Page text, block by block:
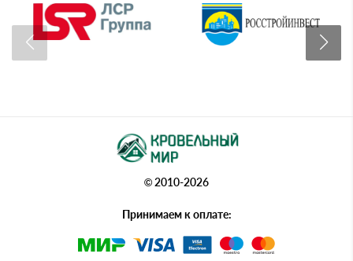
© 2010-2026
Принимаем к оплате: